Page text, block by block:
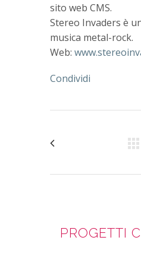
sito web CMS.
Stereo Invaders è
musica metal-rock.
Web:
Condividi
PROGETTI